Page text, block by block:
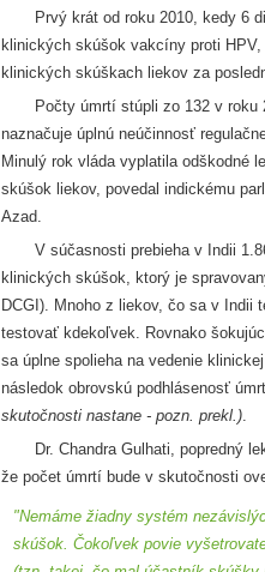
Prvý krát od roku 2010, kedy 6
klinických skúšok vakcíny proti
klinických skúškach liekov za
Počty úmrtí stúpli zo 132 v roku
naznačuje úplnú neúčinnosť
Minulý rok vláda vyplatila odškodné
skúšok liekov, povedal indickému
Azad.
V súčasnosti prebieha v Indii
klinických skúšok, ktorý je
DCGI). Mnoho z liekov, čo sa v Indii
testovať kdekoľvek. Rovnako
sa úplne spolieha na vedenie
následok obrovskú podhlásenosť
skutočnosti nastane - pozn. prekl.).
Dr. Chandra Gulhati, popredný
že počet úmrtí bude v skutočnosti
"Nemáme žiadny systém
skúšok. Čokoľvek povie